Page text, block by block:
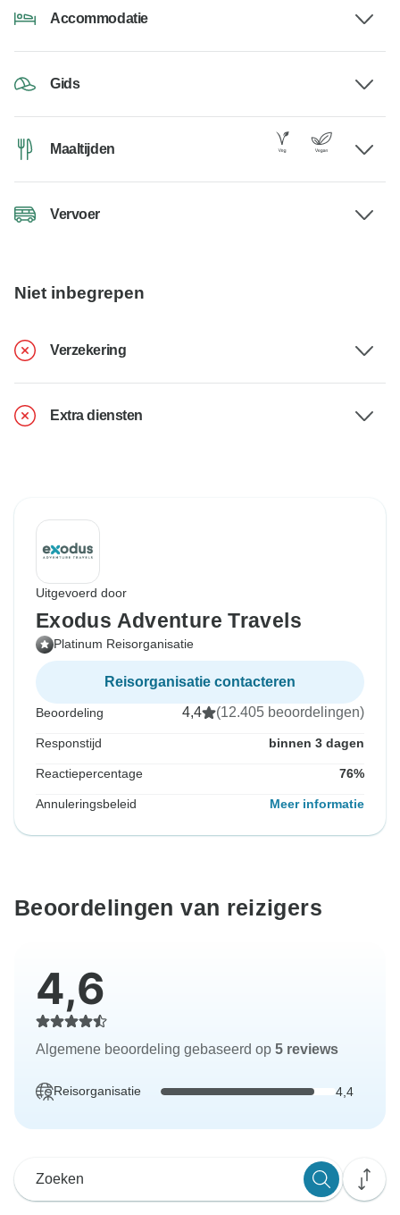
Accommodatie
Gids
Maaltijden
Vervoer
Niet inbegrepen
Verzekering
Extra diensten
Uitgevoerd door
Exodus Adventure Travels
Platinum Reisorganisatie
Reisorganisatie contacteren
Beoordeling 4,4 (12.405 beoordelingen)
Responstijd binnen 3 dagen
Reactiepercentage 76%
Annuleringsbeleid Meer informatie
Beoordelingen van reizigers
4,6
Algemene beoordeling gebaseerd op 5 reviews
Reisorganisatie 4,4